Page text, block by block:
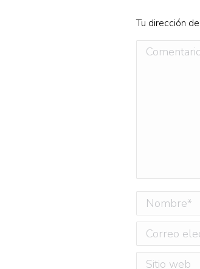
Tu dirección
Comentario
Nombre *
Correo
Sitio web